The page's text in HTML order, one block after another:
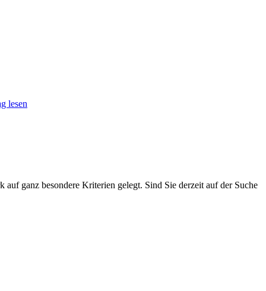
lesen
ganz besondere Kriterien gelegt. Sind Sie derzeit auf der Suche